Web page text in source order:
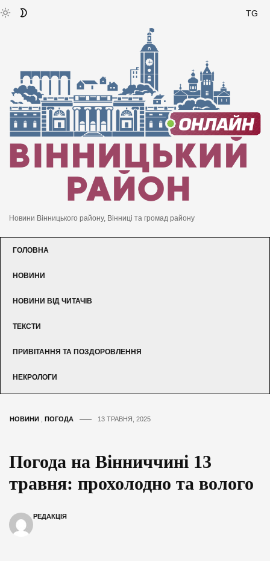
TG
Новини Вінницького району, Вінниці та громад району
ГОЛОВНА
НОВИНИ
НОВИНИ ВІД ЧИТАЧІВ
ТЕКСТИ
ПРИВІТАННЯ ТА ПОЗДОРОВЛЕННЯ
НЕКРОЛОГИ
НОВИНИ ПОГОДА 13 ТРАВНЯ, 2025
Погода на Вінниччині 13
травня: прохолодно та волого
РЕДАКЦІЯ